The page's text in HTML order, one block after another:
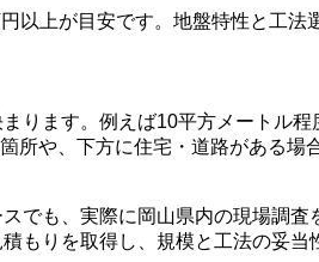
上が目安です。地盤特性と工法
ります。例えば10平方メートル
や、下方に住宅・道路がある
でも、実際に岡山県内の現場調
もりを取得し、規模と工法の妥